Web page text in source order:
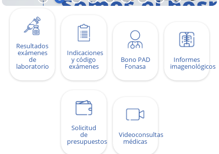
Resultados
exámenes
de
laboratorio
Indicaciones
y código
exámenes
Bono PAD
Fonasa
Informes
imagenológicos
Solicitud
de
presupuestos
Videoconsultas
médicas